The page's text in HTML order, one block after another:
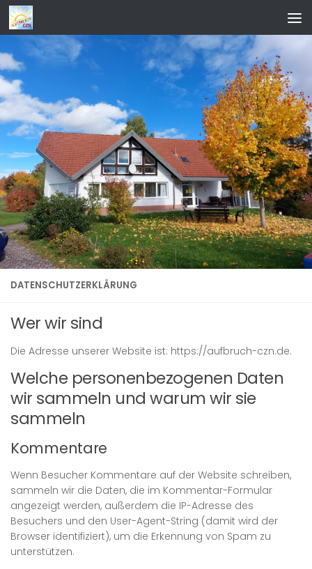
Zum Inhalt springen
DATENSCHUTZERKLÄRUNG
Wer wir sind
Die Adresse unserer Website ist: https://aufbruch-czn.de.
Welche personenbezogenen Daten
wir sammeln und warum wir sie
sammeln
Kommentare
Wenn Besucher Kommentare auf der Website schreiben,
sammeln wir die Daten, die im Kommentar-Formular
angezeigt werden, außerdem die IP-Adresse des
Besuchers und den User-Agent-String (damit wird der
Browser identifiziert), um die Erkennung von Spam zu
unterstützen.